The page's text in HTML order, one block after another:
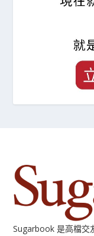
Sugarbook 是高檔交